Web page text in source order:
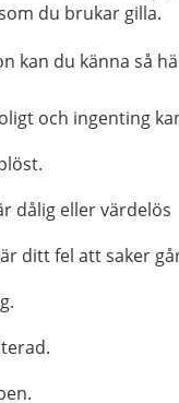
du brukar gilla.
kan du känna så
och ingenting
dålig eller värdelös
ditt fel att saker